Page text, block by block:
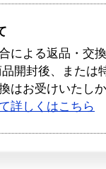
による返品・交
品開封後、または
はお受けいたし
詳しくはこちら